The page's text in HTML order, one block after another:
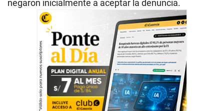
negaron inicialmente a aceptar la denuncia.